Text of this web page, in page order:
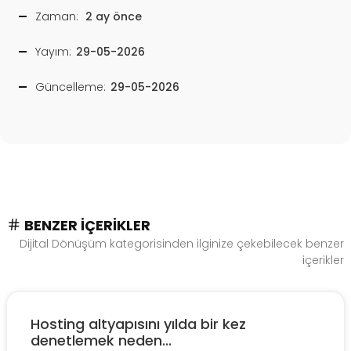
Zaman: 2 ay önce
Yayım: 29-05-2026
Güncelleme: 29-05-2026
BENZER İÇERIKLER
Dijital Dönüşüm kategorisinden ilginize çekebilecek benzer
içerikler
Hosting altyapısını yılda bir kez
denetlemek neden...